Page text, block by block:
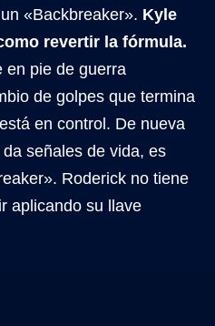
«Backbreaker». Kyle
revertir la fórmula.
en pie de guerra
de golpes que termina
en control. De nueva
señales de vida, es
Roderick no tiene
aplicando su llave